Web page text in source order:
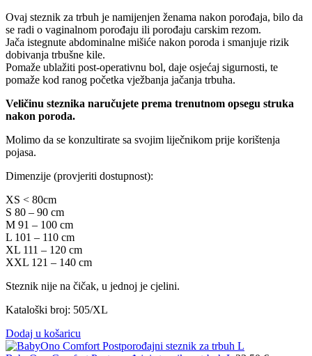
Ovaj steznik za trbuh je namijenjen ženama nakon porođaja, bilo da
se radi o vaginalnom porođaju ili porođaju carskim rezom.
Jača istegnute abdominalne mišiće nakon poroda i smanjuje rizik
dobivanja trbušne kile.
Pomaže ublažiti post-operativnu bol, daje osjećaj sigurnosti, te
pomaže kod ranog početka vježbanja jačanja trbuha.
Veličinu steznika naručujete prema trenutnom opsegu struka
nakon poroda.
Molimo da se konzultirate sa svojim liječnikom prije korištenja
pojasa.
Dimenzije (provjeriti dostupnost):
XS < 80cm
S 80 – 90 cm
M 91 – 100 cm
L 101 – 110 cm
XL 111 – 120 cm
XXL 121 – 140 cm
Steznik nije na čičak, u jednoj je cjelini.
Kataloški broj: 505/XL
Dodaj u košaricu